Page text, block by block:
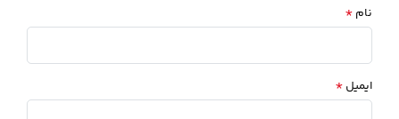
نام *
ایمیل *